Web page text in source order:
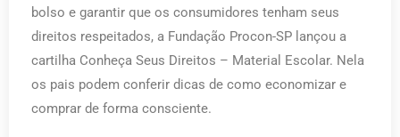
bolso e garantir que os consumidores tenham seus
direitos respeitados, a Fundação Procon-SP lançou a
cartilha Conheça Seus Direitos – Material Escolar. Nela
os pais podem conferir dicas de como economizar e
comprar de forma consciente.